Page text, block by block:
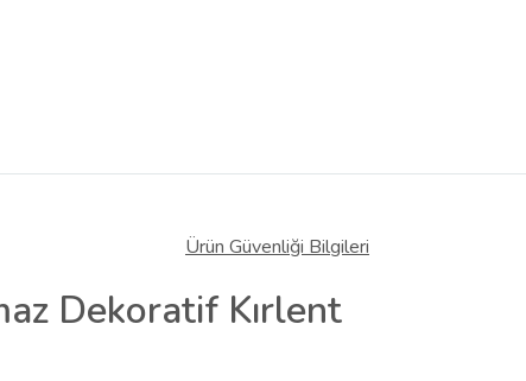
Ürün Güvenliği Bilgileri
Dekoratif Kırlent